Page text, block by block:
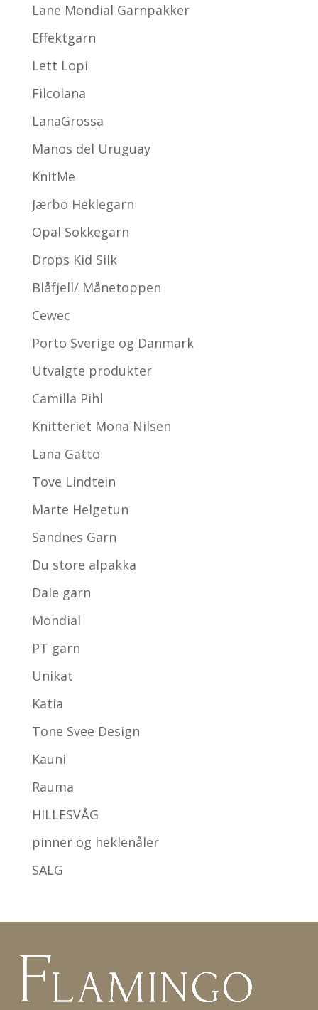
Lane Mondial Garnpakker
Effektgarn
Lett Lopi
Filcolana
LanaGrossa
Manos del Uruguay
KnitMe
Jærbo Heklegarn
Opal Sokkegarn
Drops Kid Silk
Blåfjell/ Månetoppen
Cewec
Porto Sverige og Danmark
Utvalgte produkter
Camilla Pihl
Knitteriet Mona Nilsen
Lana Gatto
Tove Lindtein
Marte Helgetun
Sandnes Garn
Du store alpakka
Dale garn
Mondial
PT garn
Unikat
Katia
Tone Svee Design
Kauni
Rauma
HILLESVÅG
pinner og heklenåler
SALG